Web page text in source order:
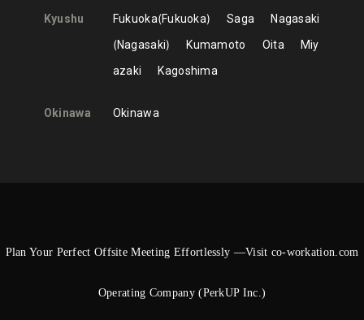
Kyushu Fukuoka Fukuoka Saga
Nagasaki
Nagasaki
Kumamoto Oita
Miy
azaki
Kagoshima
Okinawa Okinawa
Plan Your Perfect Offsite Meeting Effortlessly —Visit co-workation.com
Operating Company (PerkUP Inc.)